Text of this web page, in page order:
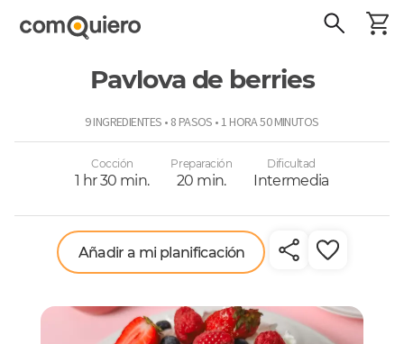
Pavlova de berries
9 INGREDIENTES • 8 PASOS • 1 HORA 50 MINUTOS
Cocción
1 hr 30 min.
Preparación
20 min.
Dificultad
Intermedia
Añadir a mi planificación